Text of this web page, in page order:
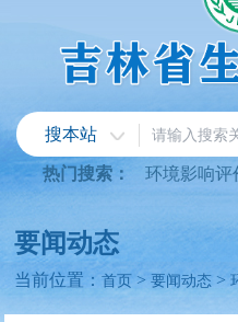
搜本站
热门搜索： 环境影响评
要闻动态
当前位置：首页>要闻动态 >